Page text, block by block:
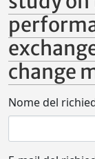
change
Nome del